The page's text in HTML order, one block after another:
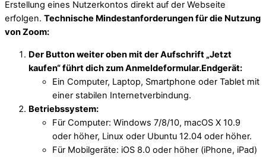
Erstellung eines Nutzerkontos direkt auf der Webseite
erfolgen. Technische Mindestanforderungen für die Nutzung
von Zoom:
Der Button weiter oben mit der Aufschrift „Jetzt
kaufen“ führt dich zum Anmeldeformular.Endgerät:
Ein Computer, Laptop, Smartphone oder Tablet mit
einer stabilen Internetverbindung.
Betriebssystem:
Für Computer: Windows 7/8/10, macOS X 10.9
oder höher, Linux oder Ubuntu 12.04 oder höher.
Für Mobilgeräte: iOS 8.0 oder höher (iPhone, iPad)